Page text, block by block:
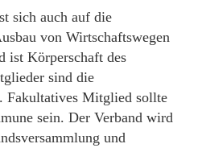
sich auch auf die
von Wirtschaftswegen
ist Körperschaft des
sind die
Fakultatives Mitglied sollte
sein. Der Verband wird
und